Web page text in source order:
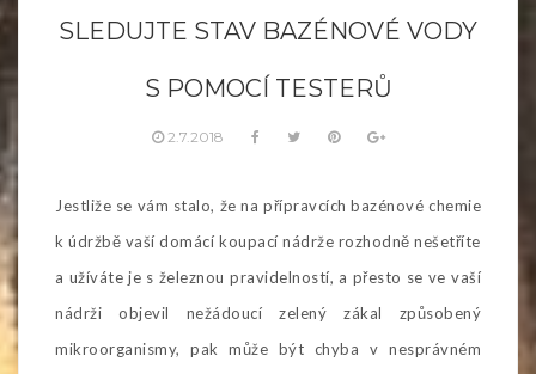
SLEDUJTE STAV BAZÉNOVÉ VODY
S POMOCÍ TESTERŮ
2.7.2018
Jestliže se vám stalo, že na přípravcích bazénové chemie
k údržbě vaší domácí koupací nádrže rozhodně nešetříte
a užíváte je s železnou pravidelností, a přesto se ve vaší
nádrži objevil nežádoucí zelený zákal způsobený
mikroorganismy, pak může být chyba v nesprávném